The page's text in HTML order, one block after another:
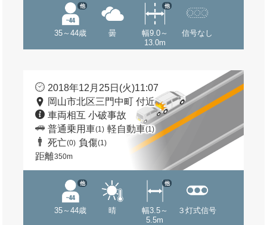
35～44歳
他
曇
幅9.0～
13.0m
他
信号なし
2018年12月25日(火)11:07
岡山市北区三門中町 付近
車両相互 小破事故
普通乗用車(1) 軽自動車(1)
死亡(0) 負傷(1)
距離350m
35～44歳
他
晴
幅3.5～
5.5m
他
３灯式信号